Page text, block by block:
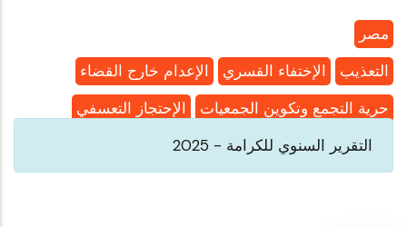
مصر
الإعدام خارج القضاء
الإختفاء القسري
التعذيب
الإحتجاز التعسفي
حرية التجمع وتكوين الجمعيات
التقرير السنوي للكرامة - 2025